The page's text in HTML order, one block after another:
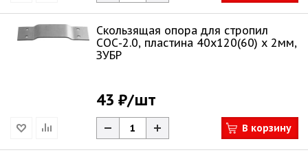
Скользящая опора для стропил
СОС-2.0, пластина 40x120(60) x 2мм,
ЗУБР
43 ₽/шт
В корзину